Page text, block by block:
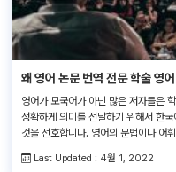
왜 영어 논문 번역 전문 학술 영
영어가 모국어가 아닌 많은 저자들은
정확하게 의미를 전달하기 위해서 한
것을 선호합니다. 영어의 문법이나 어
다. 실제로 그리고 이렇게 작성된 논문
Last Updated : 4월 1, 2022